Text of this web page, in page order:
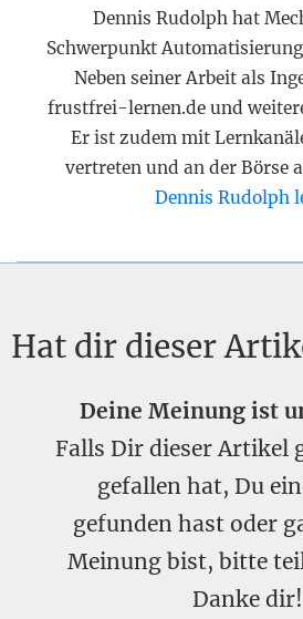
Dennis Rudolph hat
Schwerpunkt
Neben seiner Arbeit als
frustfrei-lernen.de und
Er ist zudem mit
vertreten und an der Börse
Dennis Rudolph
Hat dir dieser
Deine Meinung ist
Falls Dir dieser Artikel
gefallen hat, Du
gefunden hast oder
Meinung bist, bitte
Danke dir!